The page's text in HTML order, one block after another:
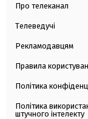
Про телеканал
Телеведучі
Рекламодавцям
Правила
Політика
Політика
штучного інтелекту